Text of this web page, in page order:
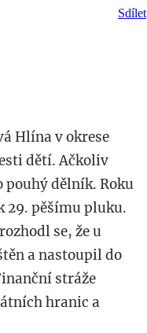
Sdílet
Hlína v okrese
dětí. Ačkoliv
dělník. Roku
29. pěšímu pluku.
se, že u
a nastoupil do
stráže
hranic a